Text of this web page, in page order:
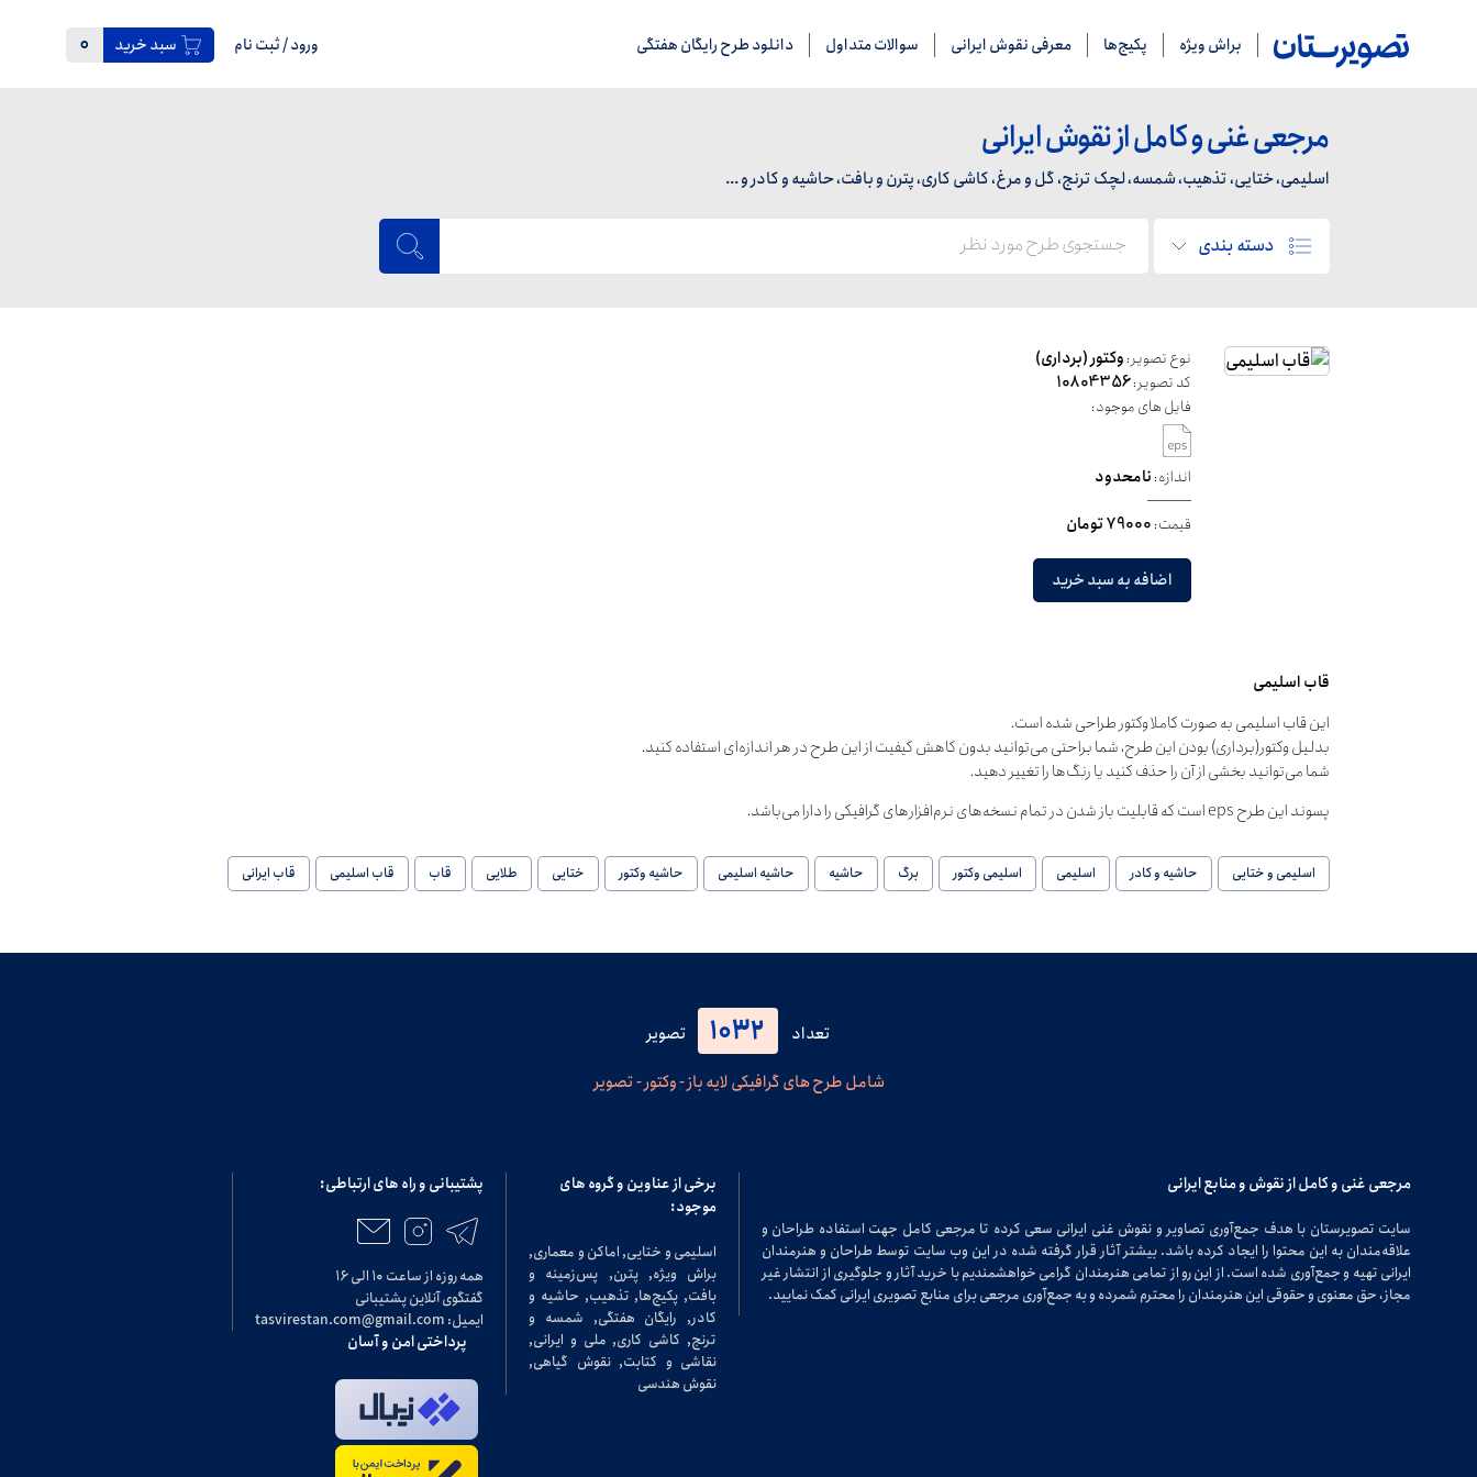
براش ویژه پکیج‌ها معرفی نقوش ایرانی سوالات متداول دانلود طرح رایگان هفتگی سبد خرید 0 ورود/ثبت نام
مرجعی غنی و کامل از نقوش ایرانی
اسلیمی، ختایی، تذهیب، شمسه، لچک ترنج، گل و مرغ، کاشی کاری، پترن و بافت، حاشیه و کادر و ...
دسته بندی
نوع تصویر:وکتور (برداری)
کد تصویر:10804356
فایل های موجود:
اندازه:نامحدود
قیمت:79000 تومان
اضافه به سبد خرید
قاب اسلیمی
این قاب اسلیمی به صورت کاملا وکتور طراحی شده است.
بدلیل وکتور(برداری) بودن این طرح، شما براحتی می‌توانید بدون کاهش کیفیت از این طرح در هر اندازه‌ای استفاده کنید.
شما می‌توانید بخشی از آن را حذف کنید یا رنگ‌ها را تغییر دهید.
پسوند این طرح eps است که قابلیت باز شدن در تمام نسخه‌های نرم‌افزارهای گرافیکی را دارا می‌باشد.
اسلیمی و ختایی حاشیه و کادر اسلیمی اسلیمی وکتور برگ حاشیه حاشیه اسلیمی حاشیه وکتور ختایی طلایی قاب قاب اسلیمی قاب ایرانی
تعداد 1032
تصویر
شامل طرح های گرافیکی لایه باز - وکتور - تصویر
مرجعی غنی و کامل از نقوش و منابع ایرانی
سایت تصویرستان با هدف جمع‌آوری تصاویر و نقوش غنی ایرانی سعی کرده تا مرجعی کامل جهت استفاده طراحان و
علاقه‌مندان به این محتوا را ایجاد کرده باشد. بیشتر آثار قرار گرفته شده در این وب سایت توسط طراحان و هنرمندان
ایرانی تهیه و جمع‌آوری شده است. از این رو از تمامی هنرمندان گرامی خواهشمندیم با خرید آثار و جلوگیری از انتشار غیر
مجاز، حق معنوی و حقوقی این هنرمندان را محترم شمرده و به جمع‌آوری مرجعی برای منابع تصویری ایرانی کمک نمایید.
برخی از عناوین و گروه های
موجود:
اسلیمی و ختایی, اماکن و معماری,
براش ویژه, پترن, پس‌زمینه و
بافت, پکیج‌ها, تذهیب, حاشیه و
کادر, رایگان هفتگی, شمسه و
ترنج, کاشی کاری, ملی و ایرانی,
نقاشی و کتابت, نقوش گیاهی,
نقوش هندسی
پشتیبانی و راه های ارتباطی:
همه روزه از ساعت ۱۰ الی ۱۶
گفتگوی آنلاین پشتیبانی
ایمیل: tasvirestan.com@gmail.com
پرداختی امن و آسان